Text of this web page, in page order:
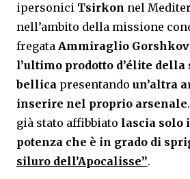
ipersonici Tsirkon nel
nell’ambito della missione
fregata Ammiraglio Gorshkov
l’ultimo prodotto d’élite della
bellica presentando un’altra
inserire nel proprio arsenale
già stato affibbiato lascia solo
potenza che è in grado di
siluro dell’Apocalisse”.